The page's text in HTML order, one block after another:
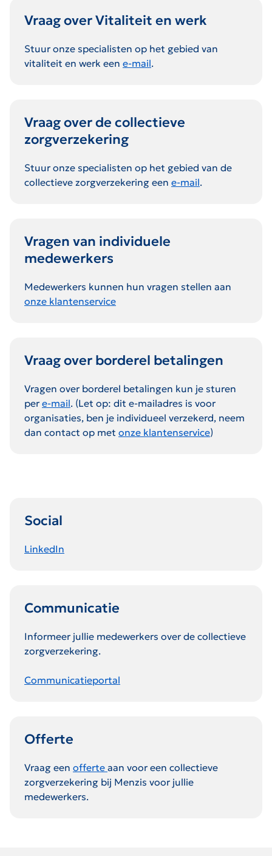
Vraag over Vitaliteit en werk
Stuur onze specialisten op het gebied van
vitaliteit en werk een e-mail.
Vraag over de collectieve
zorgverzekering
Stuur onze specialisten op het gebied van de
collectieve zorgverzekering een e-mail.
Vragen van individuele
medewerkers
Medewerkers kunnen hun vragen stellen aan
onze klantenservice
Vraag over borderel betalingen
Vragen over borderel betalingen kun je sturen
per e-mail. (Let op: dit e-mailadres is voor
organisaties, ben je individueel verzekerd, neem
dan contact op met onze klantenservice)
Social
LinkedIn
Communicatie
Informeer jullie medewerkers over de collectieve
zorgverzekering.
Communicatieportal
Offerte
Vraag een offerte aan voor een collectieve
zorgverzekering bij Menzis voor jullie
medewerkers.